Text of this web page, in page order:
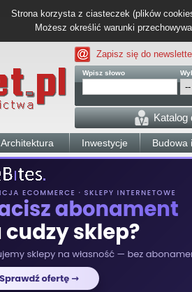
Strona korzysta z ciasteczek (plików
Możesz określić warunki
Zapisz się do
Wpisz słowo
Katalog
Architektura Inwestycje Budowa